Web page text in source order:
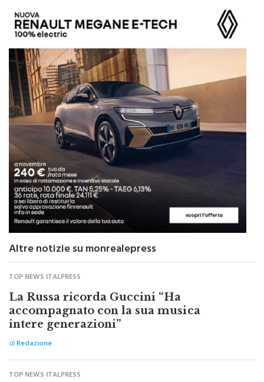
Altre notizie su monrealepress
TOP NEWS ITALPRESS
La Russa ricorda Guccini “Ha
accompagnato con la sua musica
intere generazioni”
diRedazione